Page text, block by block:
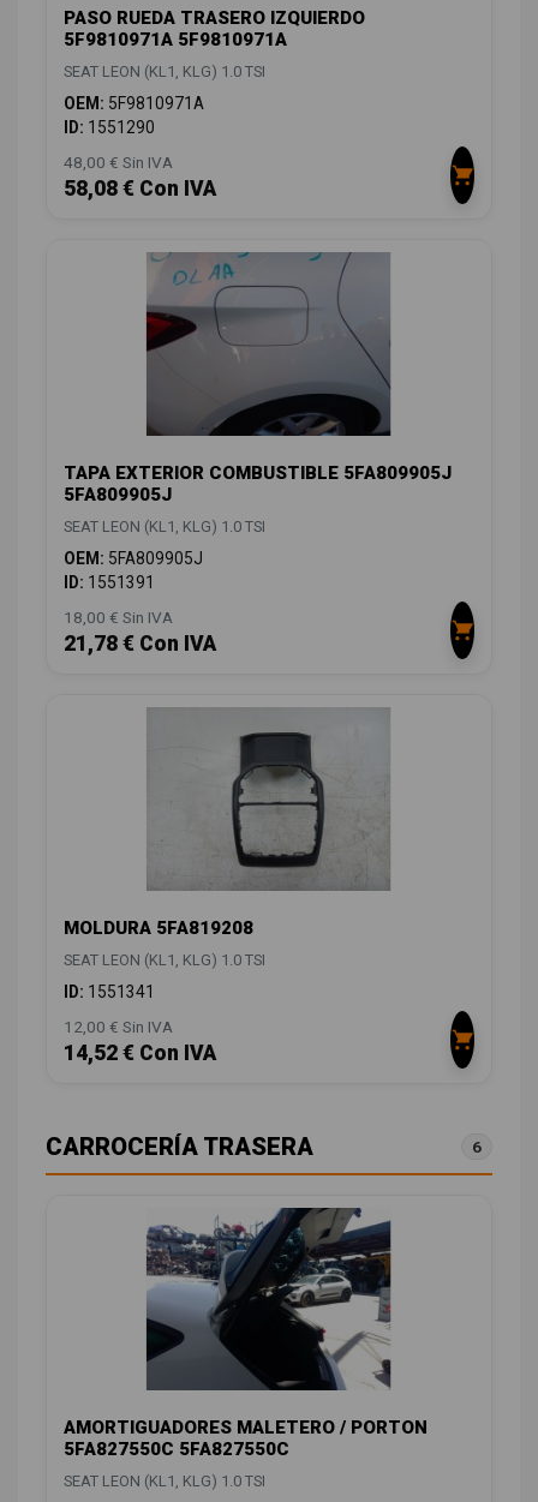
PASO RUEDA TRASERO IZQUIERDO
5F9810971A 5F9810971A
SEAT LEON (KL1, KLG) 1.0 TSI
OEM: 5F9810971A
ID: 1551290
48,00 € Sin IVA
58,08 € Con IVA
TAPA EXTERIOR COMBUSTIBLE 5FA809905J
5FA809905J
SEAT LEON (KL1, KLG) 1.0 TSI
OEM: 5FA809905J
ID: 1551391
18,00 € Sin IVA
21,78 € Con IVA
MOLDURA 5FA819208
SEAT LEON (KL1, KLG) 1.0 TSI
ID: 1551341
12,00 € Sin IVA
14,52 € Con IVA
CARROCERÍA TRASERA 6
AMORTIGUADORES MALETERO / PORTON
5FA827550C 5FA827550C
SEAT LEON (KL1, KLG) 1.0 TSI